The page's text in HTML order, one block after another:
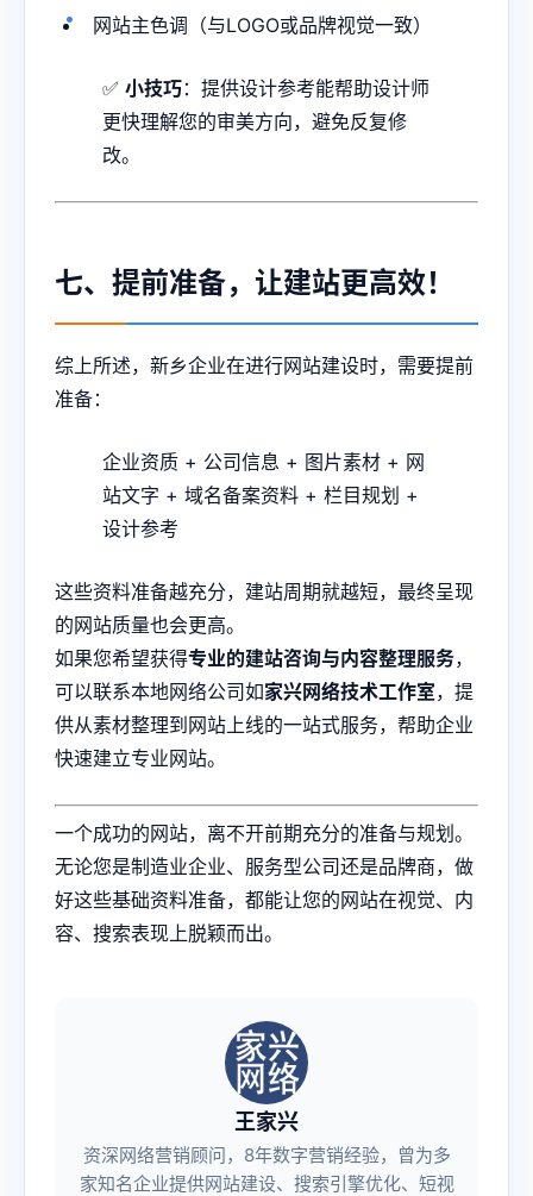
网站主色调（与LOGO或品牌视觉一致）
✅ 小技巧：提供设计参考能帮助设计师
更快理解您的审美方向，避免反复修
改。
七、提前准备，让建站更高效！
综上所述，新乡企业在进行网站建设时，需要提前
准备：
企业资质 + 公司信息 + 图片素材 + 网
站文字 + 域名备案资料 + 栏目规划 +
设计参考
这些资料准备越充分，建站周期就越短，最终呈现
的网站质量也会更高。
如果您希望获得专业的建站咨询与内容整理服务，
可以联系本地网络公司如家兴网络技术工作室，提
供从素材整理到网站上线的一站式服务，帮助企业
快速建立专业网站。
一个成功的网站，离不开前期充分的准备与规划。
无论您是制造业企业、服务型公司还是品牌商，做
好这些基础资料准备，都能让您的网站在视觉、内
容、搜索表现上脱颖而出。
王家兴
资深网络营销顾问，8年数字营销经验，曾为多
家知名企业提供网站建设、搜索引擎优化、短视